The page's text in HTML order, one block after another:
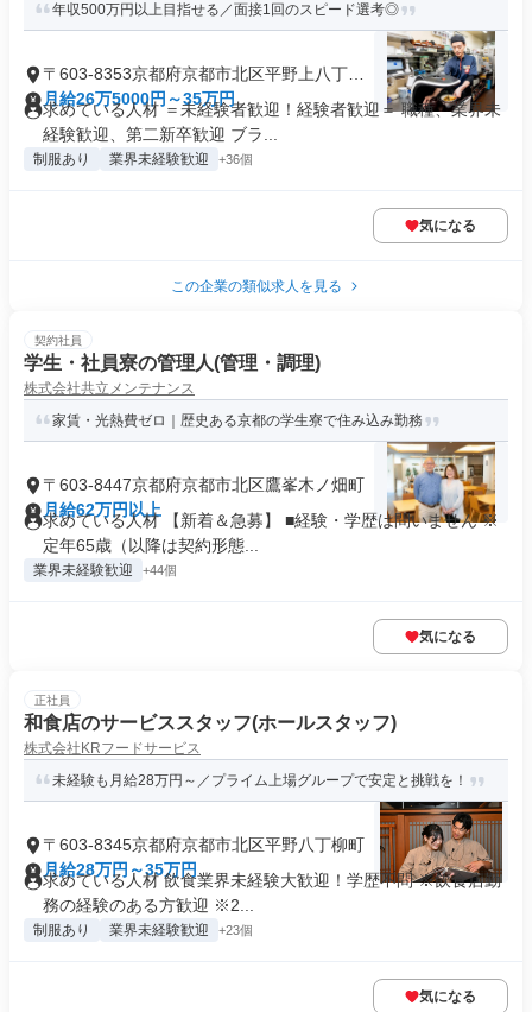
年収500万円以上目指せる／面接1回のスピード選考◎
〒603-8353京都府京都市北区平野上八丁柳
町
月給26万5000円～35万円
求めている人材 ＝未経験者歓迎！経験者歓迎＝ 職種、業界未
経験歓迎、第二新卒歓迎 ブラ...
制服あり 業界未経験歓迎 +36個
気になる
この企業の類似求人を見る
契約社員
学生・社員寮の管理人(管理・調理)
株式会社共立メンテナンス
家賃・光熱費ゼロ｜歴史ある京都の学生寮で住み込み勤務
〒603-8447京都府京都市北区鷹峯木ノ畑町
月給62万円以上
求めている人材 【新着＆急募】 ■経験・学歴は問いません ※
定年65歳（以降は契約形態...
業界未経験歓迎 +44個
気になる
正社員
和食店のサービススタッフ(ホールスタッフ)
株式会社KRフードサービス
未経験も月給28万円～／プライム上場グループで安定と挑戦を！
〒603-8345京都府京都市北区平野八丁柳町
月給28万円～35万円
求めている人材 飲食業界未経験大歓迎！学歴不問 ※飲食店勤
務の経験のある方歓迎 ※2...
制服あり 業界未経験歓迎 +23個
気になる